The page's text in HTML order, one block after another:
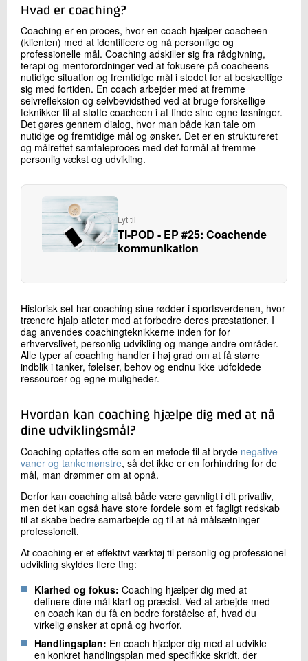
Hvad er coaching?
Coaching er en proces, hvor en coach hjælper coacheen
(klienten) med at identificere og nå personlige og
professionelle mål. Coaching adskiller sig fra rådgivning,
terapi og mentorordninger ved at fokusere på coacheens
nutidige situation og fremtidige mål i stedet for at beskæftige
sig med fortiden. En coach arbejder med at fremme
selvrefleksion og selvbevidsthed ved at bruge forskellige
teknikker til at støtte coacheen i at finde sine egne løsninger.
Det gøres gennem dialog, hvor man både kan tale om
nutidige og fremtidige mål og ønsker. Det er en struktureret
og målrettet samtaleproces med det formål at fremme
personlig vækst og udvikling.
Lyt til
TI-POD - EP #25: Coachende
kommunikation
Historisk set har coaching sine rødder i sportsverdenen, hvor
trænere hjalp atleter med at forbedre deres præstationer. I
dag anvendes coachingteknikkerne inden for for
erhvervslivet, personlig udvikling og mange andre områder.
Alle typer af coaching handler i høj grad om at få større
indblik i tanker, følelser, behov og endnu ikke udfoldede
ressourcer og egne muligheder.
Hvordan kan coaching hjælpe dig med at nå
dine udviklingsmål?
Coaching opfattes ofte som en metode til at bryde negative
vaner og tankemønstre, så det ikke er en forhindring for de
mål, man drømmer om at opnå.
Derfor kan coaching altså både være gavnligt i dit privatliv,
men det kan også have store fordele som et fagligt redskab
til at skabe bedre samarbejde og til at nå målsætninger
professionelt.
At coaching er et effektivt værktøj til personlig og professionel
udvikling skyldes flere ting:
Klarhed og fokus: Coaching hjælper dig med at
definere dine mål klart og præcist. Ved at arbejde med
en coach kan du få en bedre forståelse af, hvad du
virkelig ønsker at opnå og hvorfor.
Handlingsplan: En coach hjælper dig med at udvikle
en konkret handlingsplan med specifikke skridt, der